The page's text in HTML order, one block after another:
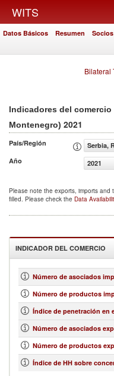
WITS
Datos Básicos Resumen Socios
Bilateral
Indicadores del comercio
Montenegro) 2021
País/Región
Serbia,
Año
2021
Please note the exports, imports
filled. Please check the Data
INDICADOR DEL COMERCIO
Número de asociados
Número de productos
Índice de penetración en
Número de asociados
Número de productos
Índice de HH sobre